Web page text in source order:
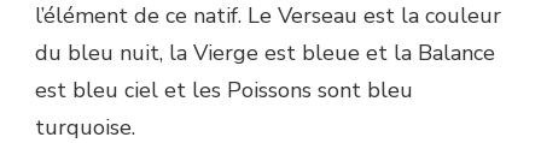
l’élément de ce natif. Le Verseau est la couleur
du bleu nuit, la Vierge est bleue et la Balance
est bleu ciel et les Poissons sont bleu
turquoise.